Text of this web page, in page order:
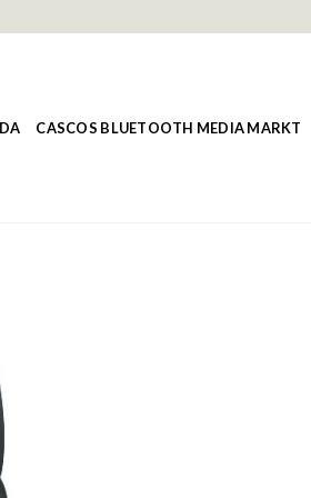
CASCOS BLUETOOTH MEDIA MARKT